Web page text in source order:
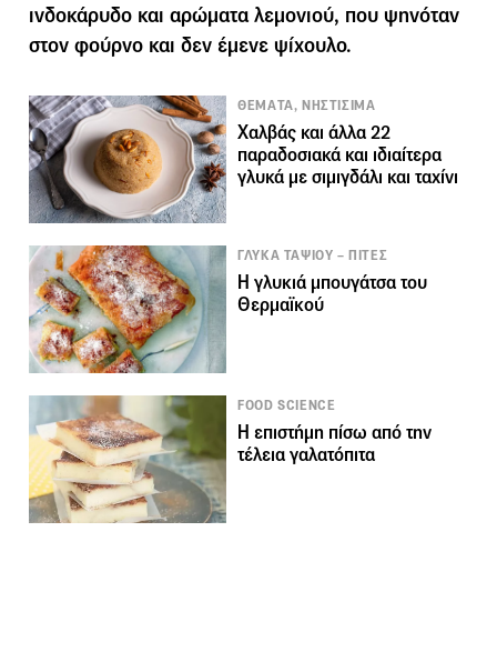
ινδοκάρυδο και αρώματα λεμονιού, που ψηνόταν
στον φούρνο και δεν έμενε ψίχουλο.
ΘΕΜΑΤΑ, ΝΗΣΤΙΣΙΜΑ
Χαλβάς και άλλα 22
παραδοσιακά και ιδιαίτερα
γλυκά με σιμιγδάλι και ταχίνι
ΓΛΥΚΑ ΤΑΨΙΟΥ – ΠΙΤΕΣ
Η γλυκιά μπουγάτσα του
Θερμαϊκού
FOOD SCIENCE
Η επιστήμη πίσω από την
τέλεια γαλατόπιτα